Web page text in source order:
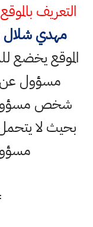
التعريف
مهدي شلال
الموقع يخضع
مسؤول عن
شخص مسؤول
بحيث لا